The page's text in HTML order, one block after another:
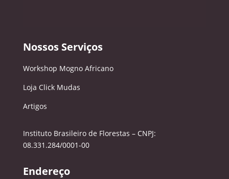
Nossos Serviços
Workshop Mogno Africano
Loja Click Mudas
Artigos
Instituto Brasileiro de Florestas – CNPJ:
08.331.284/0001-00
Endereço